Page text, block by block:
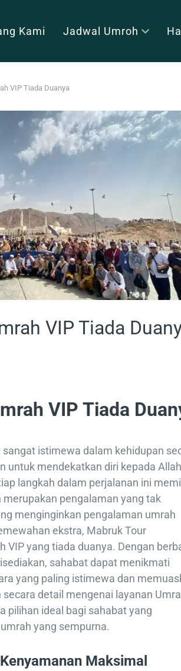
Kami Jadwal Umroh
VIP Tiada Duanya
VIP Tiada
VIP Tiada
istimewa dalam kehidupan
untuk mendekatkan diri kepada
langkah dalam perjalanan ini
pengalaman yang tak
menginginkan pengalaman umrah
ekstra, Mabruk Tour
VIP yang tiada duanya. Dengan
sahabat dapat menikmati
yang paling istimewa dan
detail mengenai layanan
pilihan ideal bagi sahabat yang
yang sempurna.
Maksimal